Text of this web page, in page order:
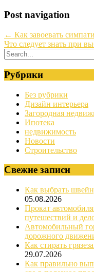
Post navigation
← Как завоевать
Что следует знать при
Рубрики
Без рубрики
Дизайн интерьера
Загородная
Ипотека
недвижимость
Новости
Строительство
Свежие записи
Как выбрать
05.08.2026
Прокат
путешествий и
Автомобильный
дорожного
Как стирать
29.07.2026
Как правильно